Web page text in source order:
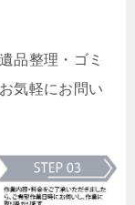
品整理・ゴミ
気軽にお問い